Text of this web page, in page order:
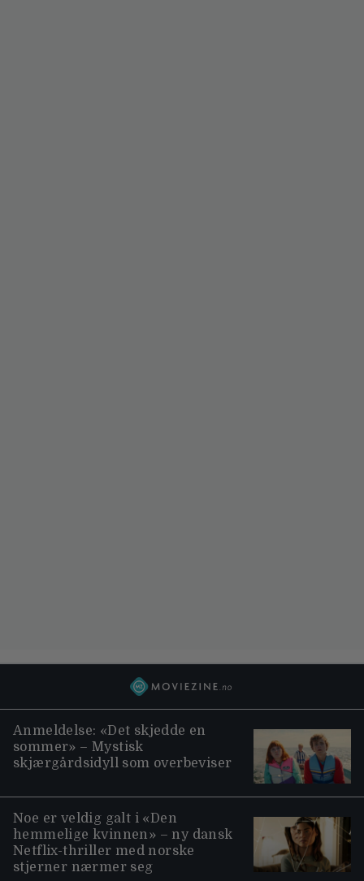
Anmeldelse: «Det skjedde en
sommer» – Mystisk
skjærgårdsidyll som overbeviser
Noe er veldig galt i «Den
hemmelige kvinnen» – ny dansk
Netflix-thriller med norske
stjerner nærmer seg